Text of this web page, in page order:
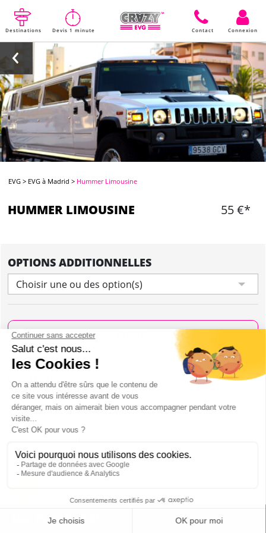
Destinations Devis 1 minute Contact Connexion
EVG > EVG à Madrid > Hummer Limousine
HUMMER LIMOUSINE 55 €*
OPTIONS ADDITIONNELLES
Choisir une ou des option(s)
CONTENU
1h de location de limousine Hummer avec
chauffeur
Hummer blanc
Transfert où vous le désirez dans Madrid
Max 8 personnes
HUMMER LIMOUSINE À MADRID :
Mon EVG à Madrid